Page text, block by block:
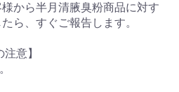
から半月清腋臭粉商品に対す
ら、すぐご報告します。
意】